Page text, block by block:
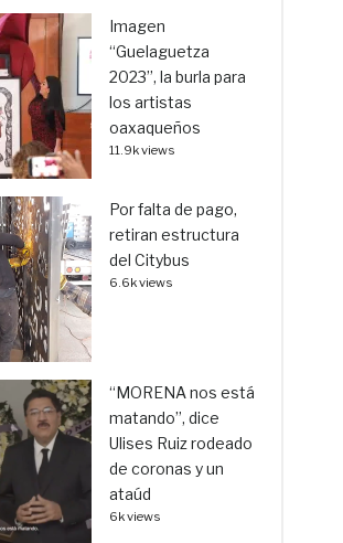
Imagen
“Guelaguetza
2023”, la burla para
los artistas
oaxaqueños
11.9k views
Por falta de pago,
retiran estructura
del Citybus
6.6k views
“MORENA nos está
matando”, dice
Ulises Ruiz rodeado
de coronas y un
ataúd
6k views